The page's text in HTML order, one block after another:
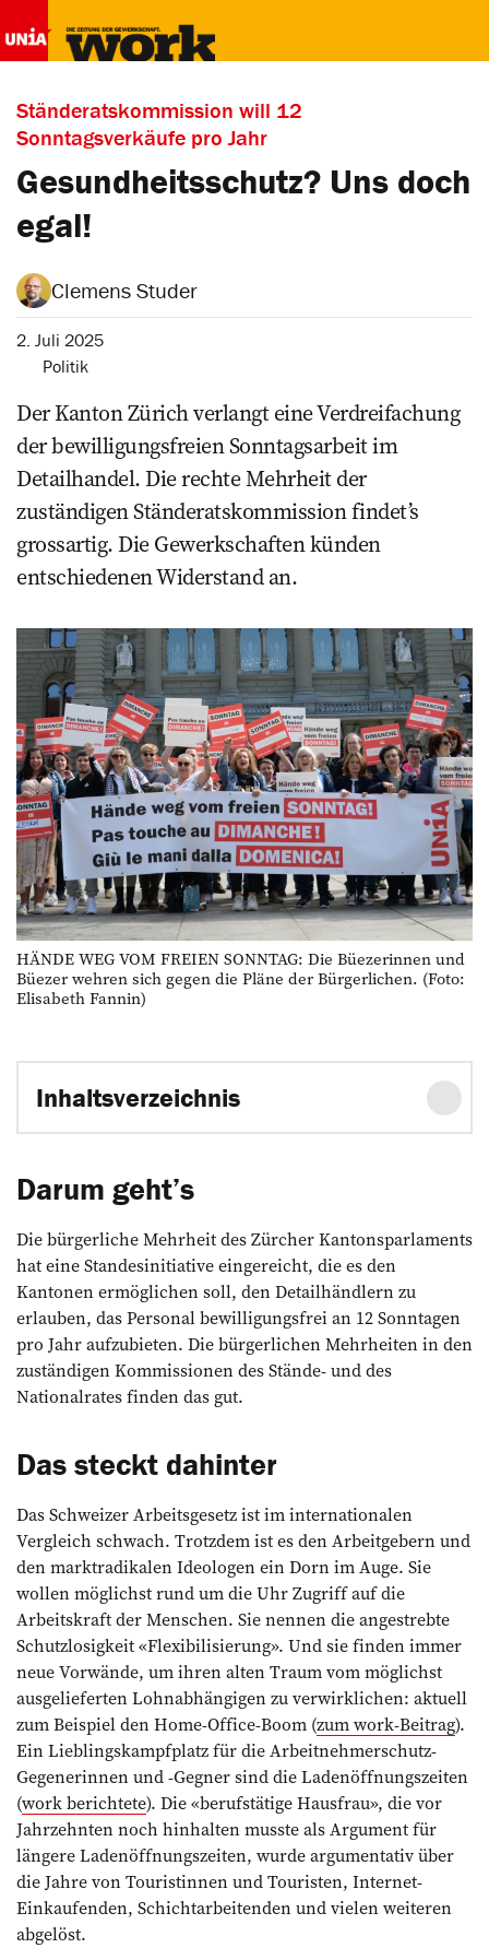
Ständeratskommission will 12
Sonntagsverkäufe pro Jahr
Gesundheitsschutz? Uns doch
egal!
Clemens Studer
2. Juli 2025
Politik
Der Kanton Zürich verlangt eine Verdreifachung
der bewilligungsfreien Sonntagsarbeit im
Detailhandel. Die rechte Mehrheit der
zuständigen Ständeratskommission findet’s
grossartig. Die Gewerkschaften künden
entschiedenen Widerstand an.
HÄNDE WEG VOM FREIEN SONNTAG: Die Büezerinnen und
Büezer wehren sich gegen die Pläne der Bürgerlichen. (Foto:
Elisabeth Fannin)
Inhaltsverzeichnis
Das steckt dahinter
Das sagen die Gewerkschaften
Das sagt das Volk
So geht’s weiter
Darum geht’s
Die bürgerliche Mehrheit des Zürcher Kantonsparlaments
hat eine Standesinitiative eingereicht, die es den
Kantonen ermöglichen soll, den Detailhändlern zu
erlauben, das Personal bewilligungsfrei an 12 Sonntagen
pro Jahr aufzubieten. Die bürgerlichen Mehrheiten in den
zuständigen Kommissionen des Stände- und des
Nationalrates finden das gut.
Das steckt dahinter
Das Schweizer Arbeitsgesetz ist im internationalen
Vergleich schwach. Trotzdem ist es den Arbeitgebern und
den marktradikalen Ideologen ein Dorn im Auge. Sie
wollen möglichst rund um die Uhr Zugriff auf die
Arbeitskraft der Menschen. Sie nennen die angestrebte
Schutzlosigkeit «Flexibilisierung». Und sie finden immer
neue Vorwände, um ihren alten Traum vom möglichst
ausgelieferten Lohnabhängigen zu verwirklichen: aktuell
zum Beispiel den Home-Office-Boom (zum work-Beitrag).
Ein Lieblingskampfplatz für die Arbeitnehmerschutz-
Gegenerinnen und -Gegner sind die Ladenöffnungszeiten
(work berichtete). Die «berufstätige Hausfrau», die vor
Jahrzehnten noch hinhalten musste als Argument für
längere Ladenöffnungszeiten, wurde argumentativ über
die Jahre von Touristinnen und Touristen, Internet-
Einkaufenden, Schichtarbeitenden und vielen weiteren
abgelöst.